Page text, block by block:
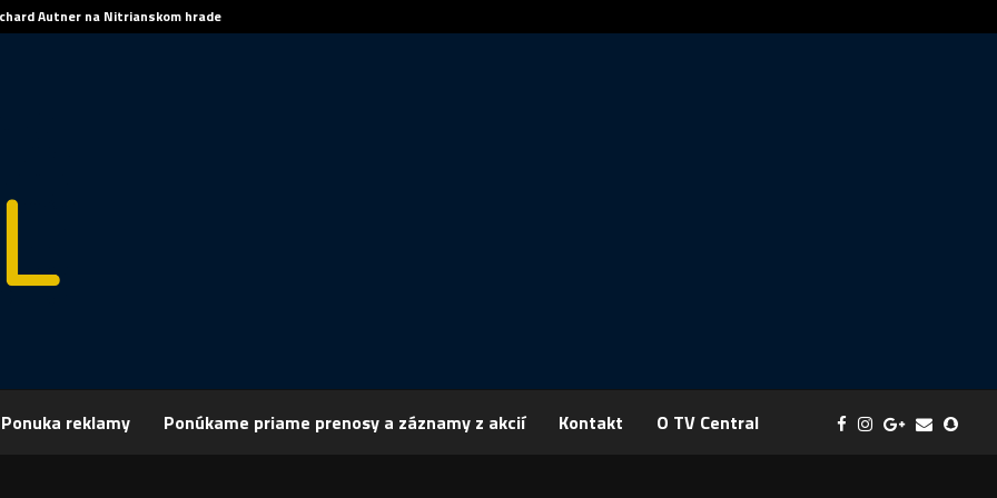
Autner na Nitrianskom hrade
Ponuka reklamy Ponúkame priame prenosy a záznamy z akcií Kontakt O TV Central